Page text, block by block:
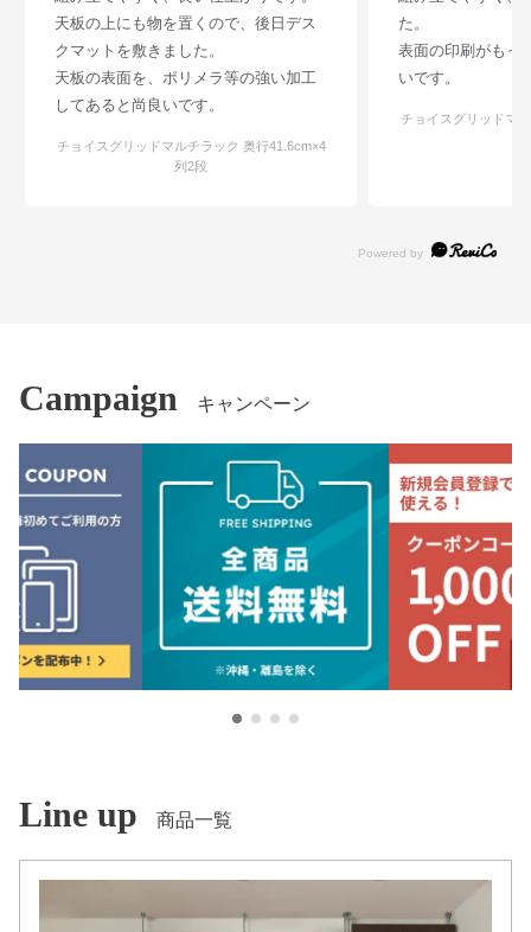
天板の上にも物を置くので、後日デス
クマットを敷きました。
天板の表面を、ポリメラ等の強い加工
してあると尚良いです。
チョイスグリッドマルチラック 奥行41.6cm×4
列2段
た。
表面の印刷がもっ
いです。
チョイスグリッドマ
Campaign キャンペーン
1 2 3 4
Line up 商品一覧